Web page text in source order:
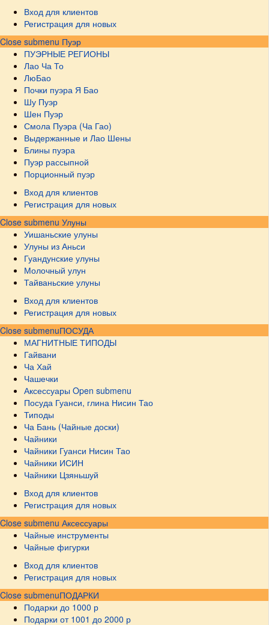
Вход для клиентов
Регистрация для новых
Close submenu Пуэр
ПУЭРНЫЕ РЕГИОНЫ
Лао Ча То
ЛюБао
Почки пуэра Я Бао
Шу Пуэр
Шен Пуэр
Смола Пуэра (Ча Гао)
Выдержанные и Лао Шены
Блины пуэра
Пуэр рассыпной
Порционный пуэр
Вход для клиентов
Регистрация для новых
Close submenu Улуны
Уишаньские улуны
Улуны из Аньси
Гуандунские улуны
Молочный улун
Тайваньские улуны
Вход для клиентов
Регистрация для новых
Close submenuПОСУДА
МАГНИТНЫЕ ТИПОДЫ
Гайвани
Ча Хай
Чашечки
Аксессуары Open submenu
Посуда Гуанси, глина Нисин Тао
Типоды
Ча Бань (Чайные доски)
Чайники
Чайники Гуанси Нисин Тао
Чайники ИСИН
Чайники Цзяньшуй
Вход для клиентов
Регистрация для новых
Close submenu Аксессуары
Чайные инструменты
Чайные фигурки
Вход для клиентов
Регистрация для новых
Close submenuПОДАРКИ
Подарки до 1000 р
Подарки от 1001 до 2000 р